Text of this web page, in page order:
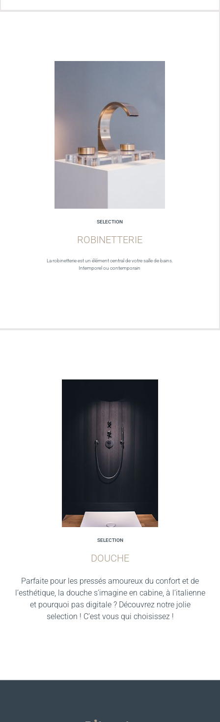
SELECTION
ROBINETTERIE
La robinetterie est un élément central de votre salle de bains.
Intemporel ou contemporain
SELECTION
DOUCHE
Parfaite pour les pressés amoureux du confort et de
l’esthétique, la douche s’imagine en cabine, à l’italienne
et pourquoi pas digitale ? Découvrez notre jolie
selection ! C’est vous qui choisissez !